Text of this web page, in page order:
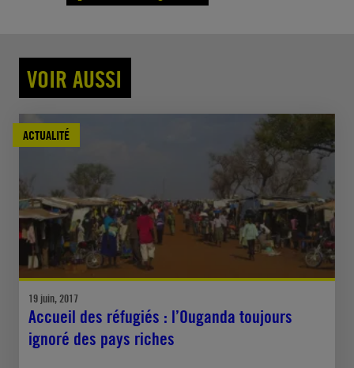
VOIR AUSSI
ACTUALITÉ
19 juin, 2017
Accueil des réfugiés : l’Ouganda toujours
ignoré des pays riches